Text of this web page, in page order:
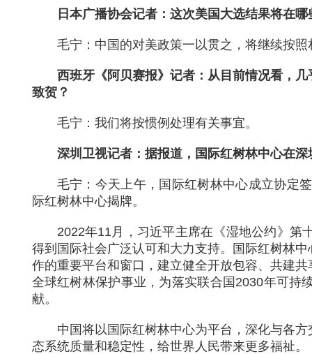
日本广播协会记者：这次美国大选结果将在
毛宁：中国的对美政策一以贯之，将继续按
西班牙《阿贝赛报》记者：从目前情况看，
致贺？
毛宁：我们将按惯例处理有关事宜。
深圳卫视记者：据报道，国际红树林中心在
毛宁：今天上午，国际红树林中心成立协定
际红树林中心揭牌。
2022年11月，习近平主席在《湿地公约》第
得到国际社会广泛认可和大力支持。国际红树林
作的重要平台和窗口，建立健全开放包容、共建
全球红树林保护事业，为落实联合国2030年可持
献。
中国将以国际红树林中心为平台，深化与各
态系统质量和稳定性，给世界人民带来更多福祉。